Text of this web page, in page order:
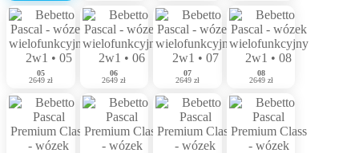
05
2649 zł
06
2649 zł
07
2649 zł
08
2649 zł